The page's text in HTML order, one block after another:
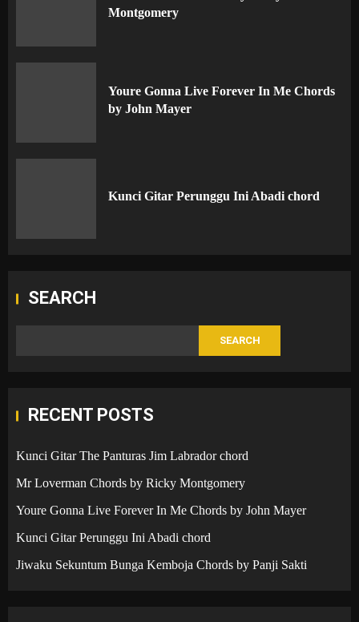
Montgomery
Youre Gonna Live Forever In Me Chords
by John Mayer
Kunci Gitar Perunggu Ini Abadi chord
SEARCH
SEARCH
RECENT POSTS
Kunci Gitar The Panturas Jim Labrador chord
Mr Loverman Chords by Ricky Montgomery
Youre Gonna Live Forever In Me Chords by John Mayer
Kunci Gitar Perunggu Ini Abadi chord
Jiwaku Sekuntum Bunga Kemboja Chords by Panji Sakti